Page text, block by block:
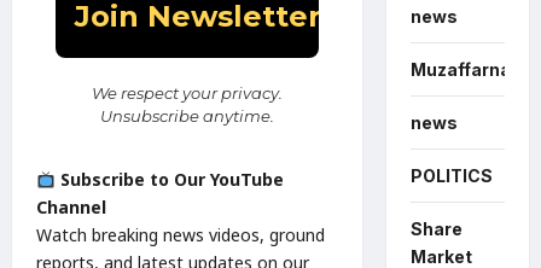
We respect your privacy.
Unsubscribe anytime.
Subscribe to Our YouTube
Channel
Watch breaking news videos, ground
reports, and latest updates on our
news
Muzaffarnagar
news
POLITICS
Share
Market